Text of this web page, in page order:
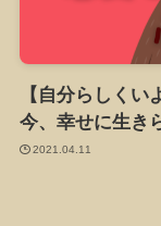
【自分らしく
今、幸せに生き
2021.04.11